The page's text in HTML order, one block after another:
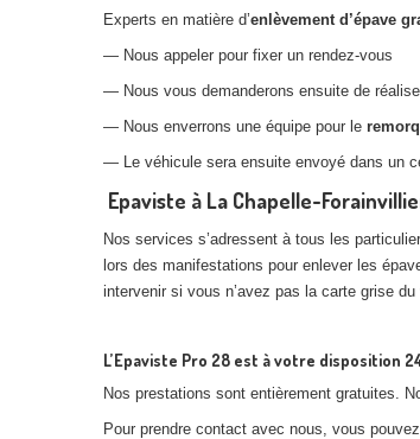
Experts en matière d’enlèvement d’épave
— Nous appeler pour fixer un rendez-vous
— Nous vous demanderons ensuite de
— Nous enverrons une équipe pour le
— Le véhicule sera ensuite envoyé dans un
Epaviste à La Chapelle-
Nos services s’adressent à tous les
lors des manifestations pour enlever les
intervenir si vous n’avez pas la carte grise
L’Epaviste Pro 28 est à votre disposition
Nos prestations sont entièrement gratuites.
Pour prendre contact avec nous, vous